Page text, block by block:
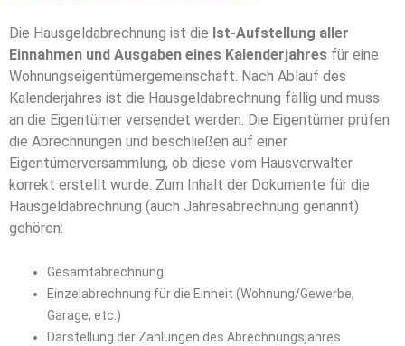
Die Hausgeldabrechnung ist die Ist-Aufstellung aller
Einnahmen und Ausgaben eines Kalenderjahres für eine
Wohnungseigentümergemeinschaft. Nach Ablauf des
Kalenderjahres ist die Hausgeldabrechnung fällig und muss
an die Eigentümer versendet werden. Die Eigentümer prüfen
die Abrechnungen und beschließen auf einer
Eigentümerversammlung, ob diese vom Hausverwalter
korrekt erstellt wurde. Zum Inhalt der Dokumente für die
Hausgeldabrechnung (auch Jahresabrechnung genannt)
gehören:
Gesamtabrechnung
Einzelabrechnung für die Einheit (Wohnung/Gewerbe,
Garage, etc.)
Darstellung der Zahlungen des Abrechnungsjahres